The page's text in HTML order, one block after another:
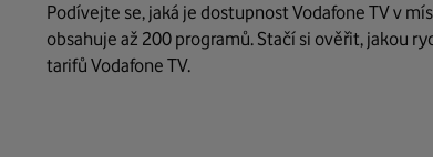
Podívejte se, jaká je dostupnost Vodafone TV v
obsahuje až 200 programů. Stačí si ověřit, jakou
tarifů Vodafone TV.